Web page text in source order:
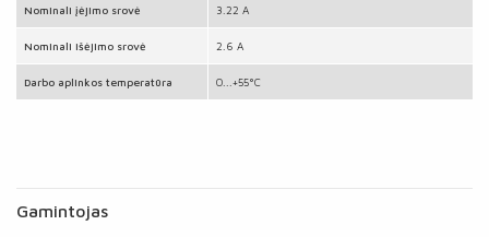
Nominali įėjimo srovė 3.22 A
Nominali išėjimo srovė 2.6 A
Darbo aplinkos temperatūra 0...+55°C
Gamintojas